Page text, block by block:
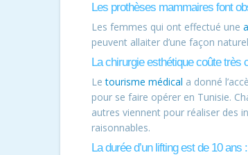
Les prothèses mammaires font
Les femmes qui ont effectué une
peuvent allaiter d’une façon
La chirurgie esthétique coûte très
Letourisme médical a donné
pour se faire opérer en Tunisie.
autres viennent pour réaliser des
raisonnables.
La durée d’un lifting est de 10 ans